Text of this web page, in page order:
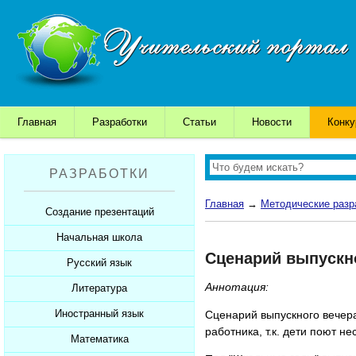
Главная Разработки Статьи Новости
РАЗРАБОТКИ
Создание презентаций
Шаблоны для презентаций
Советы начинающим
Советы дедушки
К презентации...
Начальная школа
Уроки
Презентации
Мультимедийные тесты
Печатные тесты
Русский язык
Уроки
Презентации
Мультимедийные тесты
Литература
Уроки
Презентации
Иностранный язык
Уроки
Математика
Главная → Методические
Сценарий
Аннотация:
Сценарий выпускного
работника, т.к. дети поют